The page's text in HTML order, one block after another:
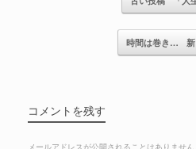
時間は巻き…
コメントを残す
メールアドレスが公開されることはありません。